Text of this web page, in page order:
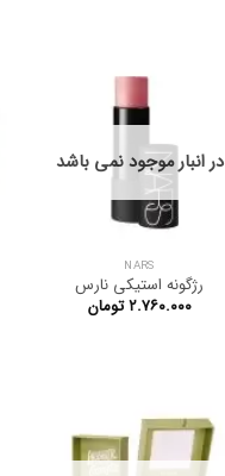
در انبار موجود نمی باشد
NARS
رژگونه استیکی نارس
۲.۷۶۰.۰۰۰ تومان